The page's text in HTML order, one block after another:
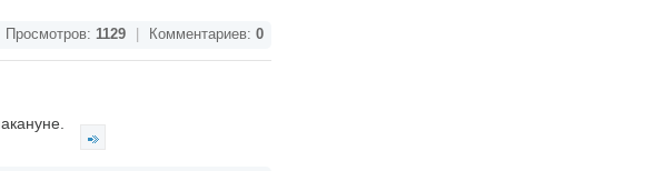
Просмотров: 1129 Комментариев: 0